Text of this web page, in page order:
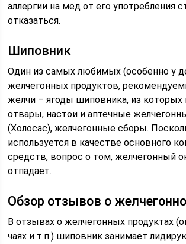
аллергии на мед от его употребления
отказаться.
Шиповник
Один из самых любимых (особенно у
желчегонных продуктов,
желчи – ягоды шиповника, из которых
отвары, настои и аптечные
(Холосас), желчегонные сборы.
используется в качестве основного
средств, вопрос о том, желчегонный
отпадает.
Обзор отзывов о
В отзывах о желчегонных продуктах
чаях и т.п.) шиповник занимает